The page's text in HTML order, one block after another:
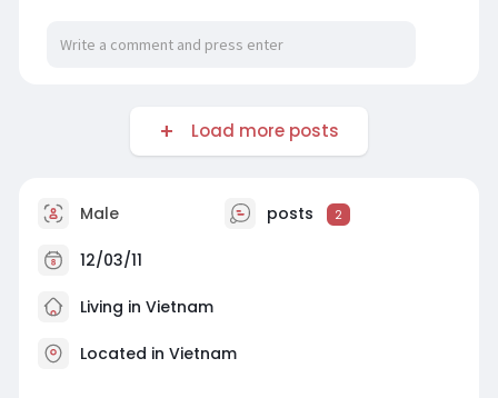
Load more posts
Male posts 2
12/03/11
Living in Vietnam
Located in Vietnam